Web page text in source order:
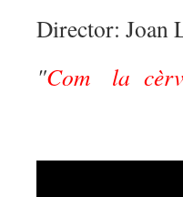
Director: Joan
"Com la